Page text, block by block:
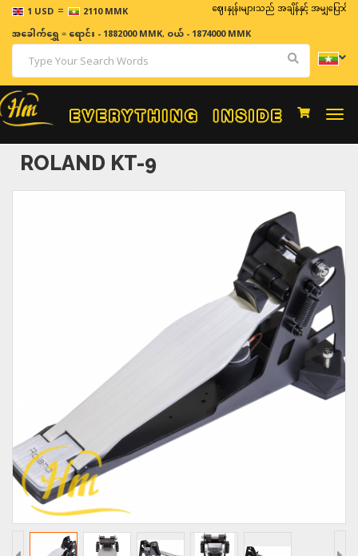
1 USD = 2110 MMK ဈေးနှုန်းများသည် အချိန်နှင့် အမျှပြောင်းလဲနိုင်
အခေါက်ရွှေ=ရောင်း - 1882000 MMK, ဝယ် - 1874000 MMK
ROLAND KT-9